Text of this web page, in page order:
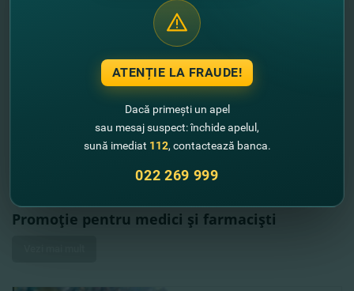
Promoţie pentru medici şi farmacişti
ATENȚIE LA FRAUDE!
Dacă primești un apel
sau mesaj suspect: închide apelul,
sună imediat 112, contactează banca.
022 269 999